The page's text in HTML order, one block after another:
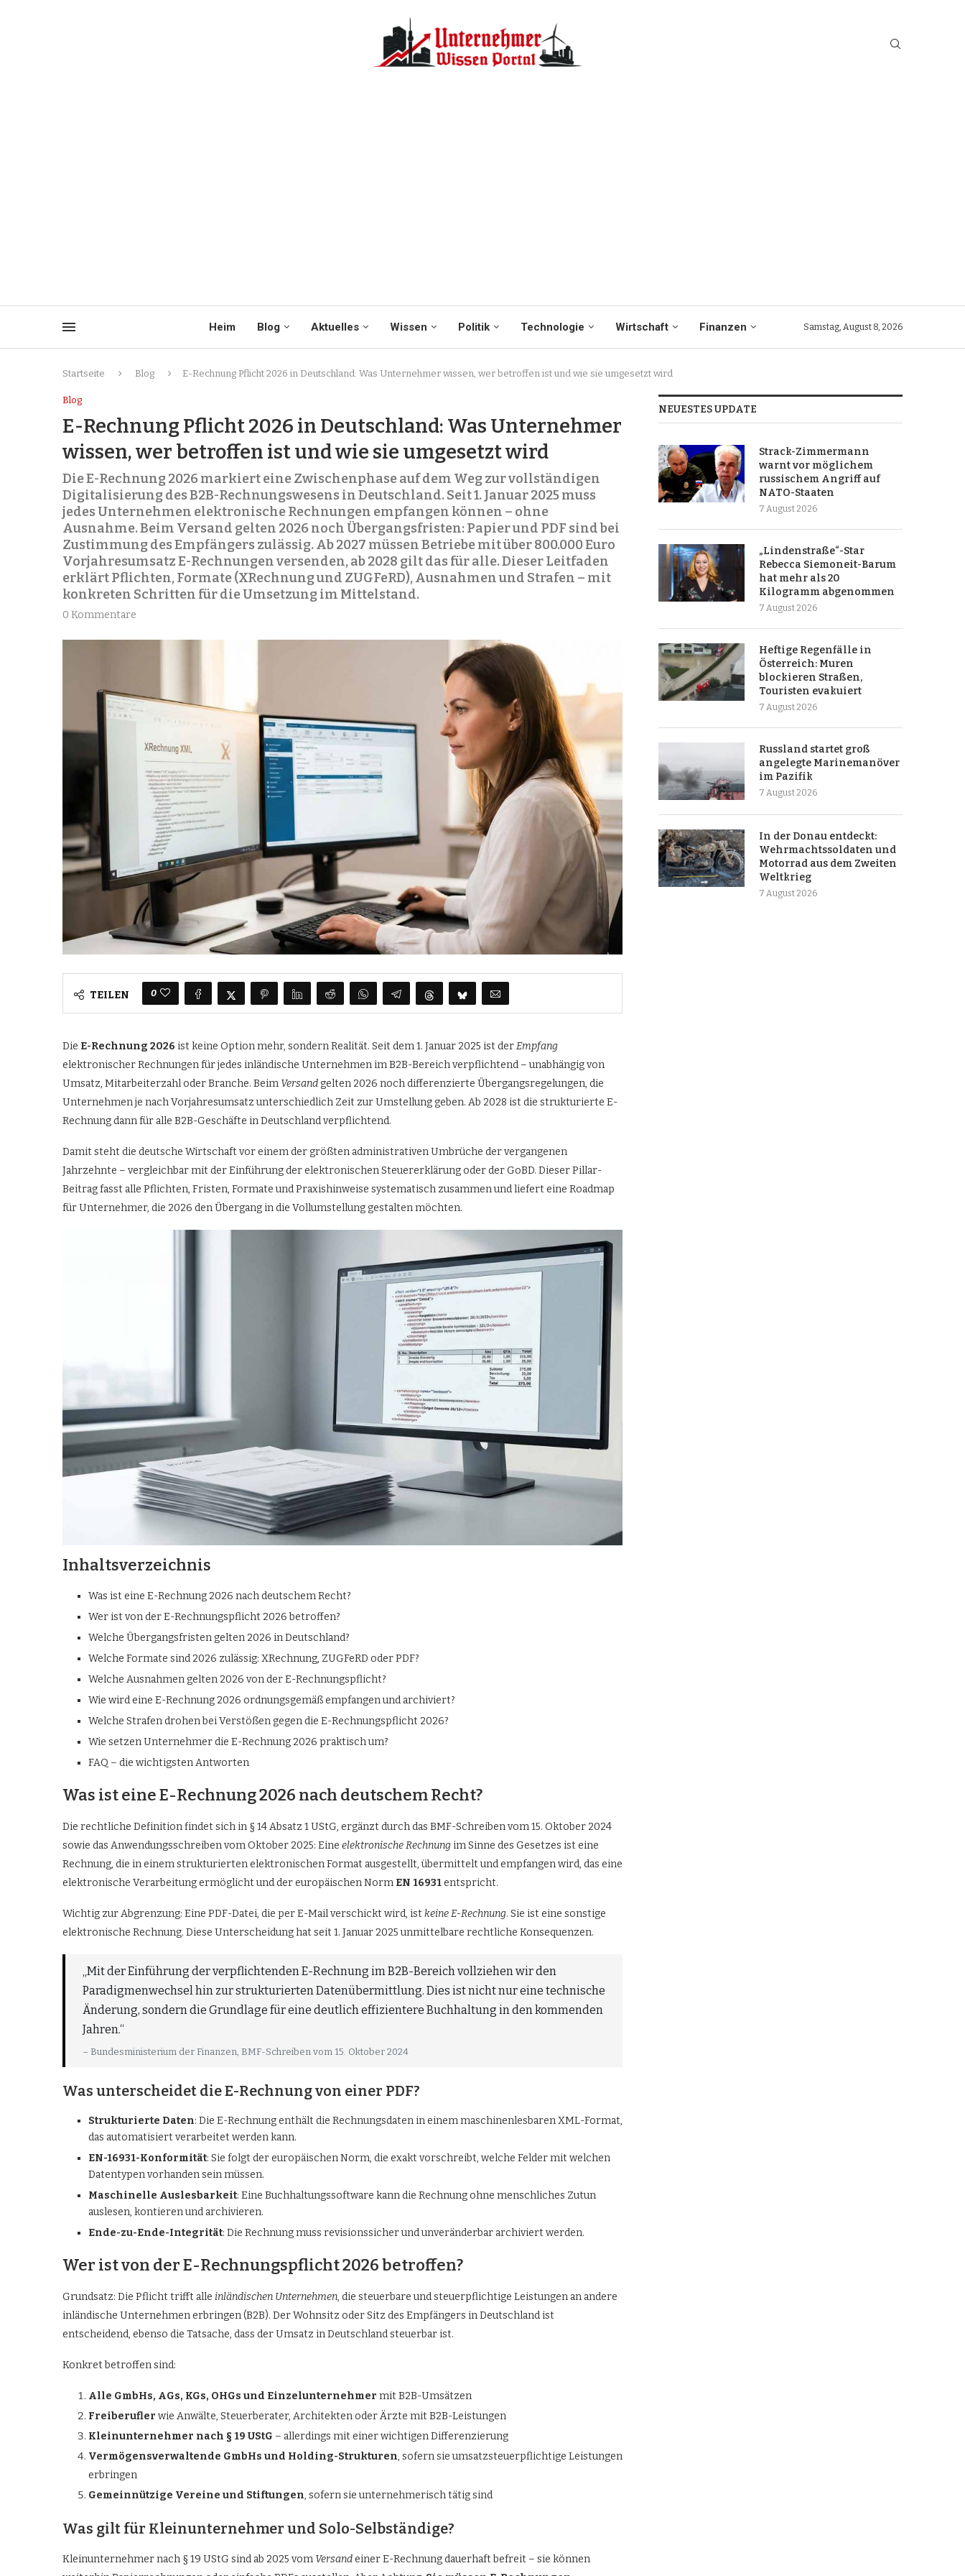
Heim Blog Aktuelles Wissen Politik Technologie Wirtschaft Finanzen Samstag, August 8, 2026
Startseite Blog E-Rechnung Pflicht 2026 in Deutschland: Was Unternehmer wissen, wer betroffen ist und wie sie umgesetzt wird
Blog
E-Rechnung Pflicht 2026 in Deutschland: Was Unternehmer
wissen, wer betroffen ist und wie sie umgesetzt wird
Die E-Rechnung 2026 markiert eine Zwischenphase auf dem Weg zur vollständigen
Digitalisierung des B2B-Rechnungswesens in Deutschland. Seit 1. Januar 2025 muss
jedes Unternehmen elektronische Rechnungen empfangen können – ohne
Ausnahme. Beim Versand gelten 2026 noch Übergangsfristen: Papier und PDF sind bei
Zustimmung des Empfängers zulässig. Ab 2027 müssen Betriebe mit über 800.000 Euro
Vorjahresumsatz E-Rechnungen versenden, ab 2028 gilt das für alle. Dieser Leitfaden
erklärt Pflichten, Formate (XRechnung und ZUGFeRD), Ausnahmen und Strafen – mit
konkreten Schritten für die Umsetzung im Mittelstand.
0 Kommentare
TEILEN 0
Die E-Rechnung 2026 ist keine Option mehr, sondern Realität. Seit dem 1. Januar 2025 ist derEmpfang
elektronischer Rechnungen für jedes inländische Unternehmen im B2B-Bereich verpflichtend – unabhängig von
Umsatz, Mitarbeiterzahl oder Branche. Beim Versandgelten 2026 noch differenzierte Übergangsregelungen, die
Unternehmen je nach Vorjahresumsatz unterschiedlich Zeit zur Umstellung geben. Ab 2028 ist die strukturierte E-
Rechnung dann für alle B2B-Geschäfte in Deutschland verpflichtend.
Damit steht die deutsche Wirtschaft vor einem der größten administrativen Umbrüche der vergangenen
Jahrzehnte – vergleichbar mit der Einführung der elektronischen Steuererklärung oder der GoBD. Dieser Pillar-
Beitrag fasst alle Pflichten, Fristen, Formate und Praxishinweise systematisch zusammen und liefert eine Roadmap
für Unternehmer, die 2026 den Übergang in die Vollumstellung gestalten möchten.
Inhaltsverzeichnis
Was ist eine E-Rechnung 2026 nach deutschem Recht?
Wer ist von der E-Rechnungspflicht 2026 betroffen?
Welche Übergangsfristen gelten 2026 in Deutschland?
Welche Formate sind 2026 zulässig: XRechnung, ZUGFeRD oder PDF?
Welche Ausnahmen gelten 2026 von der E-Rechnungspflicht?
Wie wird eine E-Rechnung 2026 ordnungsgemäß empfangen und archiviert?
Welche Strafen drohen bei Verstößen gegen die E-Rechnungspflicht 2026?
Wie setzen Unternehmer die E-Rechnung 2026 praktisch um?
FAQ – die wichtigsten Antworten
Was ist eine E-Rechnung 2026 nach deutschem Recht?
Die rechtliche Definition findet sich in § 14 Absatz 1 UStG, ergänzt durch das BMF-Schreiben vom 15. Oktober 2024
sowie das Anwendungsschreiben vom Oktober 2025: Eine elektronische Rechnung im Sinne des Gesetzes ist eine
Rechnung, die in einem strukturierten elektronischen Format ausgestellt, übermittelt und empfangen wird, das eine
elektronische Verarbeitung ermöglicht und der europäischen Norm EN 16931entspricht.
Wichtig zur Abgrenzung: Eine PDF-Datei, die per E-Mail verschickt wird, istkeine E-Rechnung. Sie ist eine sonstige
elektronische Rechnung. Diese Unterscheidung hat seit 1. Januar 2025 unmittelbare rechtliche Konsequenzen.
„Mit der Einführung der verpflichtenden E-Rechnung im B2B-Bereich vollziehen wir den
Paradigmenwechsel hin zur strukturierten Datenübermittlung. Dies ist nicht nur eine technische
Änderung, sondern die Grundlage für eine deutlich effizientere Buchhaltung in den kommenden
Jahren.“
– Bundesministerium der Finanzen, BMF-Schreiben vom 15. Oktober 2024
Was unterscheidet die E-Rechnung von einer PDF?
Strukturierte Daten: Die E-Rechnung enthält die Rechnungsdaten in einem maschinenlesbaren XML-Format,
das automatisiert verarbeitet werden kann.
EN-16931-Konformität: Sie folgt der europäischen Norm, die exakt vorschreibt, welche Felder mit welchen
Datentypen vorhanden sein müssen.
Maschinelle Auslesbarkeit: Eine Buchhaltungssoftware kann die Rechnung ohne menschliches Zutun
auslesen, kontieren und archivieren.
Ende-zu-Ende-Integrität: Die Rechnung muss revisionssicher und unveränderbar archiviert werden.
Wer ist von der E-Rechnungspflicht 2026 betroffen?
Grundsatz: Die Pflicht trifft alle inländischen Unternehmen, die steuerbare und steuerpflichtige Leistungen an andere
inländische Unternehmen erbringen (B2B). Der Wohnsitz oder Sitz des Empfängers in Deutschland ist
entscheidend, ebenso die Tatsache, dass der Umsatz in Deutschland steuerbar ist.
Konkret betroffen sind:
Alle GmbHs, AGs, KGs, OHGs und Einzelunternehmer mit B2B-Umsätzen
Freiberufler wie Anwälte, Steuerberater, Architekten oder Ärzte mit B2B-Leistungen
Kleinunternehmer nach § 19 UStG – allerdings mit einer wichtigen Differenzierung
Vermögensverwaltende GmbHs und Holding-Strukturen, sofern sie umsatzsteuerpflichtige Leistungen
erbringen
Gemeinnützige Vereine und Stiftungen, sofern sie unternehmerisch tätig sind
Was gilt für Kleinunternehmer und Solo-Selbständige?
Kleinunternehmer nach § 19 UStG sind ab 2025 vom Versandeiner E-Rechnung dauerhaft befreit – sie können
NEUESTES UPDATE
Strack-Zimmermann
warnt vor möglichem
russischem Angriff auf
NATO-Staaten
7 August 2026
„Lindenstraße“-Star
Rebecca Siemoneit-Barum
hat mehr als 20
Kilogramm abgenommen
7 August 2026
Heftige Regenfälle in
Österreich: Muren
blockieren Straßen,
Touristen evakuiert
7 August 2026
Russland startet groß
angelegte Marinemanöver
im Pazifik
7 August 2026
In der Donau entdeckt:
Wehrmachtssoldaten und
Motorrad aus dem Zweiten
Weltkrieg
7 August 2026